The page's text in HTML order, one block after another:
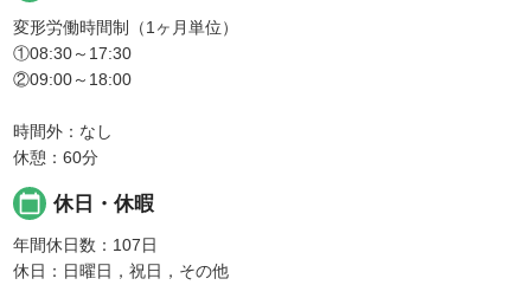
変形労働時間制（1ヶ月単位）
①08:30～17:30
②09:00～18:00
時間外：なし
休憩：60分
calendar_today 休日・休暇
年間休日数：107日
休日：日曜日，祝日，その他